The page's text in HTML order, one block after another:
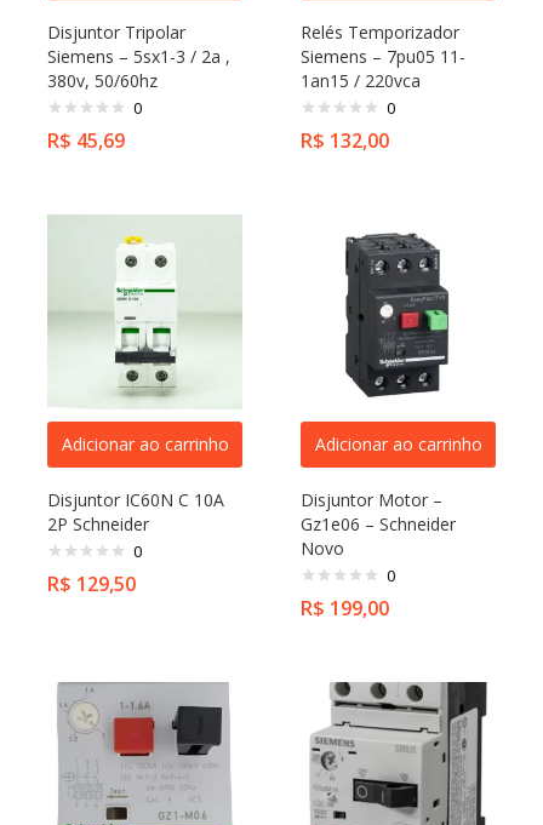
Disjuntor Tripolar
Siemens – 5sx1-3 / 2a ,
380v, 50/60hz
0
R$ 45,69
Relés Temporizador
Siemens – 7pu05 11-
1an15 / 220vca
0
R$ 132,00
Adicionar ao carrinho
Disjuntor IC60N C 10A
2P Schneider
0
R$ 129,50
Adicionar ao carrinho
Disjuntor Motor –
Gz1e06 – Schneider
Novo
0
R$ 199,00